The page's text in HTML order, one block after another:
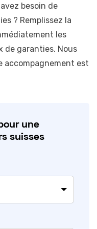
besoin de
? Remplissez la
les
de garanties. Nous
accompagnement est
une
suisses